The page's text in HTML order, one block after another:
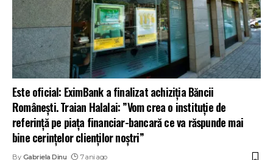
Este oficial: EximBank a finalizat achiziția Băncii
Românești. Traian Halalai: ”Vom crea o instituție de
referință pe piața financiar-bancară ce va răspunde mai
bine cerințelor clienților noștri”
By Gabriela Dinu 7 ani ago